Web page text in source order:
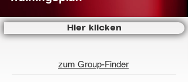
Hier klicken
zum Group-Finder